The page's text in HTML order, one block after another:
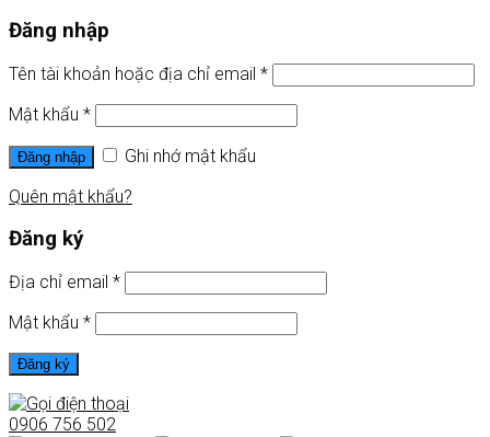
Đăng nhập
Tên tài khoản hoặc địa chỉ email *
Mật khẩu *
Đăng nhập
Ghi nhớ mật khẩu
Quên mật khẩu?
Đăng ký
Địa chỉ email *
Mật khẩu *
Đăng ký
0906 756 502